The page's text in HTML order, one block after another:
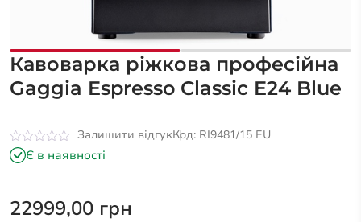
Кавоварка ріжкова професійна
Gaggia Espresso Classic E24 Blue
Оцінено
в
Залишити відгукКод: RI9481/15 EU
Є в наявності
22999,00 грн